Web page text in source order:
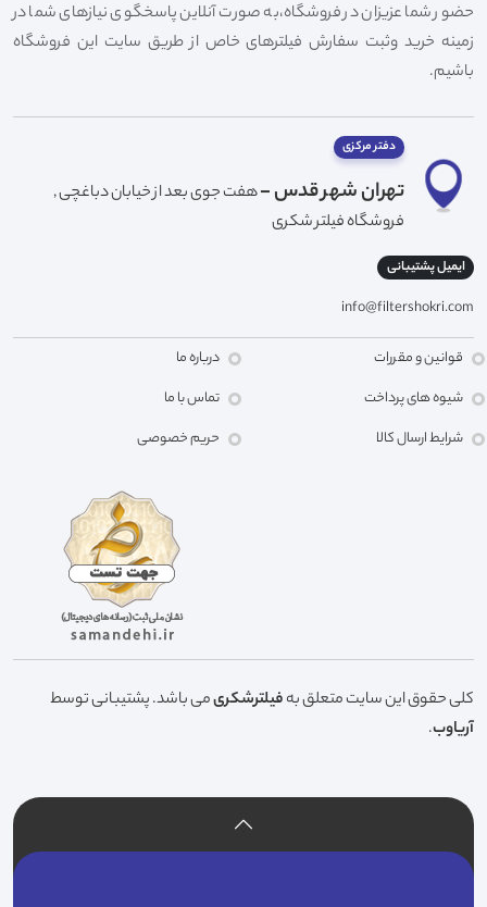
حضور شما عزیزان در فروشگاه،به صورت آنلاین پاسخگوی نیازهای شما در
زمینه خرید وثبت سفارش فیلترهای خاص از طریق سایت این فروشگاه
باشیم.
دفتر مرکزی
تهران شهر قدس -هفت جوی بعد از خیابان دباغچی ,
فروشگاه فیلتر شکری
ایمیل پشتیبانی
info@filtershokri.com
قوانین و مقررات
شیوه های پرداخت
شرایط ارسال کالا
درباره ما
تماس با ما
حریم خصوصی
کلی حقوق این سایت متعلق بهفیلترشکریمی باشد. پشتیبانی توسط
آریاوب.